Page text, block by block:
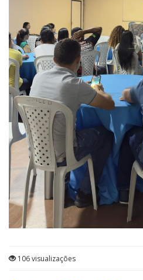
106 visualizações